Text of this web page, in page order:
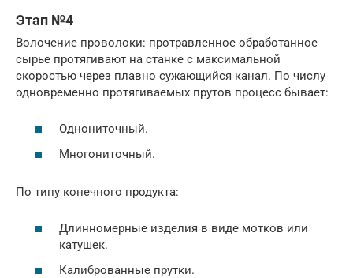
Этап №4
Волочение проволоки: протравленное обработанное
сырье протягивают на станке с максимальной
скоростью через плавно сужающийся канал. По числу
одновременно протягиваемых прутов процесс бывает:
Однониточный.
Многониточный.
По типу конечного продукта:
Длинномерные изделия в виде мотков или
катушек.
Калиброванные прутки.